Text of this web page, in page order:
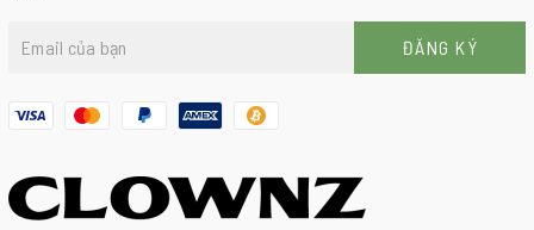
ĐĂNG KÝ